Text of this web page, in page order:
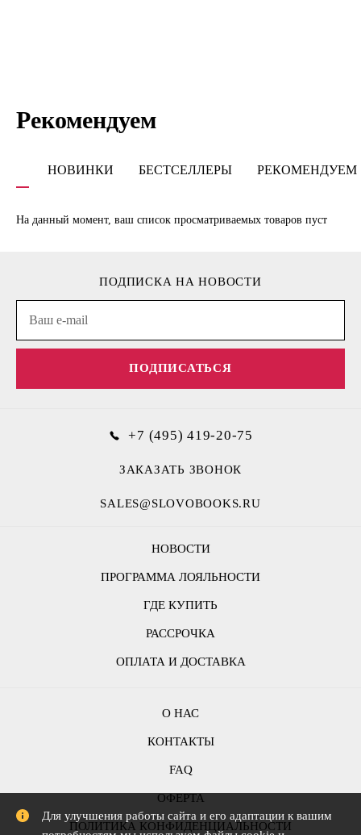
Рекомендуем
НОВИНКИ БЕСТСЕЛЛЕРЫ РЕКОМЕНДУЕМ
На данный момент, ваш список просматриваемых товаров пуст
НОВОСТИ
ПРОГРАММА ЛОЯЛЬНОСТИ
ГДЕ КУПИТЬ
РАССРОЧКА
ОПЛАТА И ДОСТАВКА
ПОДПИСКА НА НОВОСТИ
ПОДПИСАТЬСЯ
О НАС
КОНТАКТЫ
FAQ
ОФЕРТА
ПОЛИТИКА КОНФИДЕНЦИАЛЬНОСТИ
+7 (495) 419-20-75
ЗАКАЗАТЬ ЗВОНОК
SALES@SLOVOBOOKS.RU
Для улучшения работы сайта и его адаптации к вашим